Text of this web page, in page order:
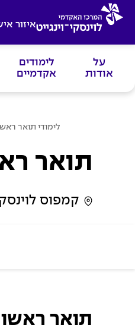
איזור
על
אודות
לימודים
אקדמיים
ב
לימודי תואר
תואר
קמפוס